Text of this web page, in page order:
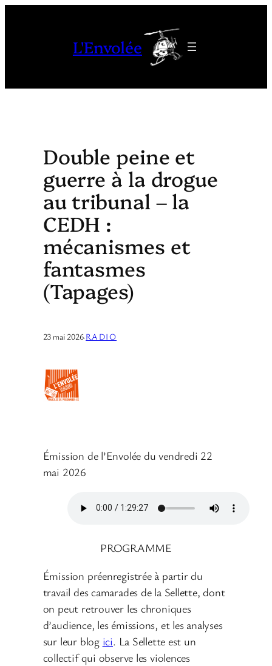
L'Envolée
Double peine et
guerre à la drogue
au tribunal – la
CEDH :
mécanismes et
fantasmes
(Tapages)
23 mai 2026·RADIO
Émission de l’Envolée du vendredi 22
mai 2026
PROGRAMME
Émission préenregistrée à partir du
travail des camarades de la Sellette, dont
on peut retrouver les chroniques
d’audience, les émissions, et les analyses
sur leur blog ici. La Sellette est un
collectif qui observe les violences